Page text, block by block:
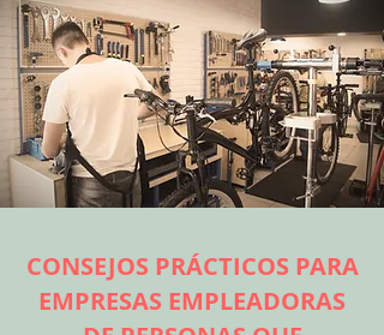
CONSEJOS PRÁCTICOS PARA
EMPRESAS EMPLEADORAS